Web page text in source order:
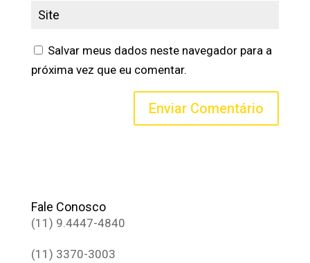
Salvar meus dados neste navegador para a
próxima vez que eu comentar.
Fale Conosco
(11) 9.4447-4840
(11) 3370-3003